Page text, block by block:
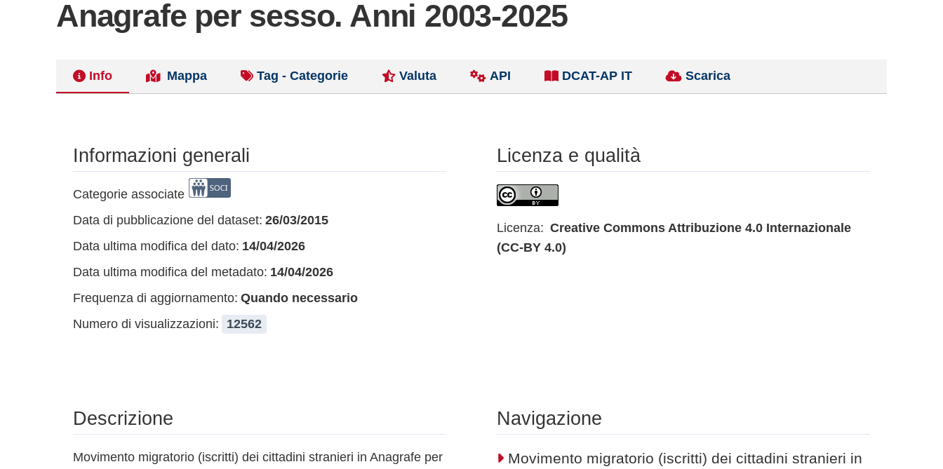
Anagrafe per sesso. Anni 2003-2025
Info Mappa Tag - Categorie Valuta API DCAT-AP IT Scarica
Informazioni generali
Categorie associate
Data di pubblicazione del dataset: 26/03/2015
Data ultima modifica del dato: 14/04/2026
Data ultima modifica del metadato: 14/04/2026
Frequenza di aggiornamento: Quando necessario
Numero di visualizzazioni:
12562
Licenza e qualità
Licenza: Creative Commons Attribuzione 4.0 Internazionale
(CC-BY 4.0)
Descrizione
Movimento migratorio (iscritti) dei cittadini stranieri in Anagrafe per
Navigazione
Movimento migratorio (iscritti) dei cittadini stranieri in